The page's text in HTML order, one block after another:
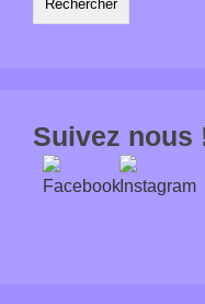
Suivez nous